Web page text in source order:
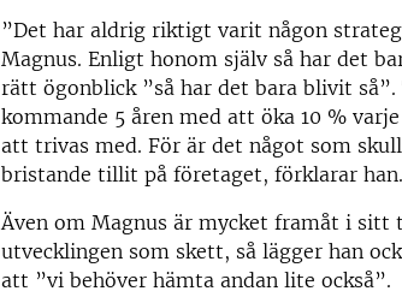
”Det har aldrig riktigt varit någon
Magnus. Enligt honom själv så har det
rätt ögonblick ”så har det bara blivit
kommande 5 åren med att öka 10 %
att trivas med. För är det något som
bristande tillit på företaget, förklarar han.
Även om Magnus är mycket framåt i sitt
utvecklingen som skett, så lägger han
att ”vi behöver hämta andan lite också”.